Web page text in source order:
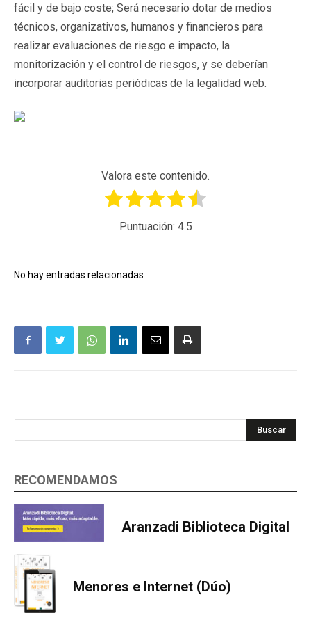
fácil y de bajo coste; Será necesario dotar de medios
técnicos, organizativos, humanos y financieros para
realizar evaluaciones de riesgo e impacto, la
monitorización y el control de riesgos, y se deberían
incorporar auditorias periódicas de la legalidad web.
Valora este contenido.
Puntuación: 4.5
No hay entradas relacionadas
Buscar
RECOMENDAMOS
Aranzadi Biblioteca Digital
Menores e Internet (Dúo)